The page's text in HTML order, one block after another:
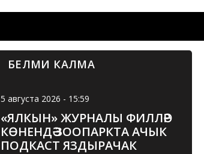
БЕЛМИ КАЛМА
5 августа 2026 - 15:59
«ЯЛКЫН» ЖУРНАЛЫ ФИЛЛӘР
КӨНЕНДӘ ЗООПАРКТА АЧЫК
ПОДКАСТ ЯЗДЫРАЧАК